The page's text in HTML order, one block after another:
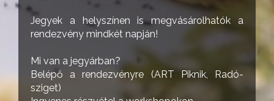
Jegyek a helyszínen is megvásárolhatók a
rendezvény mindkét napján!
Mi van a jegyárban?
Belépő a rendezvényre (ART Piknik, Radó-
sziget)